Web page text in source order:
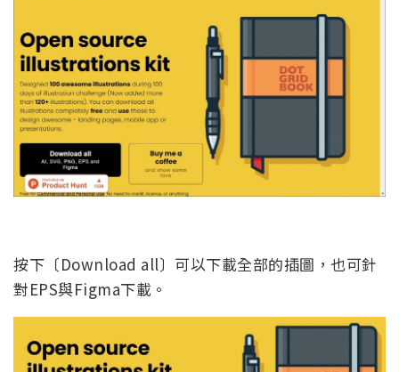
按下〔Download all〕可以下載全部的插圖，也可針
對EPS與Figma下載。